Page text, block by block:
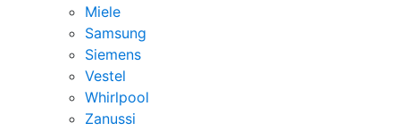
Miele
Samsung
Siemens
Vestel
Whirlpool
Zanussi